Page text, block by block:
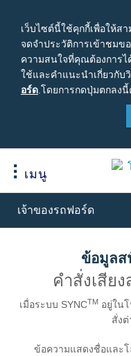
เว็บไซต์นี้ใช้คุกกี้เพื่อให้ส
จดจำประวัติการเข้าชมข
ความสนใจที่คุณต้องการไ
ใช้และคำแนะนำเกี่ยวกับ
อร์ด โดยการกดปุ่มตกลง
เมนู
Acessibility
ปรับแต่งและเส
เปรียบเทียบรุ่นร
เปรียบเทียบรุ่นรถ
ข้อเสนอพิเศษ
รุ่นรถยอดนิยม
ทดลองขับ
Fleet
เจ้าของรถยน
นัดหมายออนไล
เข้าสู่ระบบ
Ford Family
อุปกรณ์ตกแต่งฟ
Body
Manuals
Loyalty
The Ford App
Ford Rewards
ข้อมูลองค์กร
สนใจเป็นผู้จำหน่
เจ้าของรถฟอร์ด
ข้อมูลส
คำสั่งเสีย
เมื่อระบบ SYNCTM อยู่ใน
สั่งต่
ข้อความแสดงชื่อและโ